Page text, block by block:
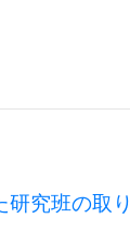
究班の取り